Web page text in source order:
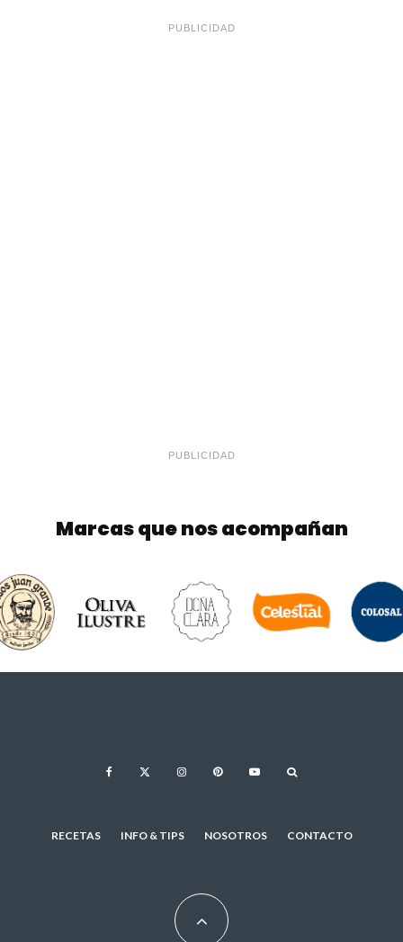
PUBLICIDAD
PUBLICIDAD
Marcas que nos acompañan
RECETAS INFO & TIPS NOSOTROS CONTACTO